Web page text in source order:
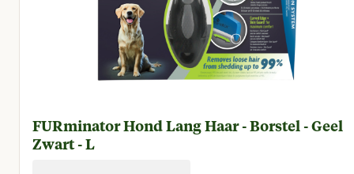
FURminator Hond Lang Haar - Borstel - Geel
Zwart - L